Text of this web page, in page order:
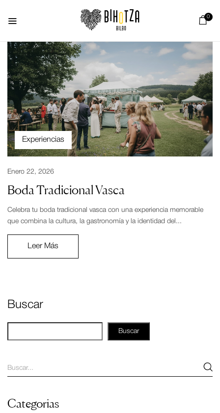
0
Buscar
Buscar
Categorias
Experiencias
Enero 22, 2026
Boda Tradicional Vasca
Celebra tu boda tradicional vasca con una experiencia memorable
que combina la cultura, la gastronomía y la identidad del...
Leer Más